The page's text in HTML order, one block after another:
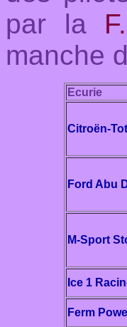
par la
manche
Ecurie
Citroën-
Ford Abu
M-Sport
Ice 1
Ferm